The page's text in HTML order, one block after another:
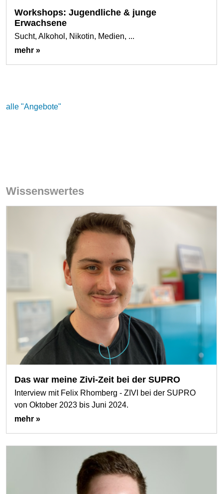
Workshops: Jugendliche & junge
Erwachsene
Sucht, Alkohol, Nikotin, Medien, ...
mehr »
alle "Angebote"
Wissenswertes
Das war meine Zivi-Zeit bei der SUPRO
Interview mit Felix Rhomberg - ZIVI bei der SUPRO
von Oktober 2023 bis Juni 2024.
mehr »